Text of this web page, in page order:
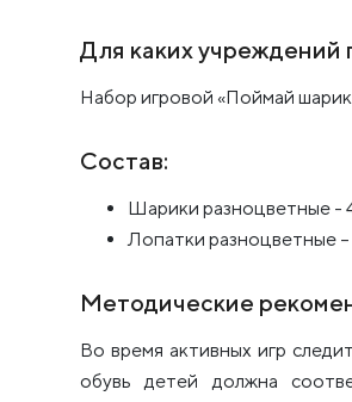
Для каких учреждений
Набор игровой «Поймай
Состав:
Шарики разноцветные -
Лопатки разноцветные –
Методические
Во время активных игр
обувь детей должна